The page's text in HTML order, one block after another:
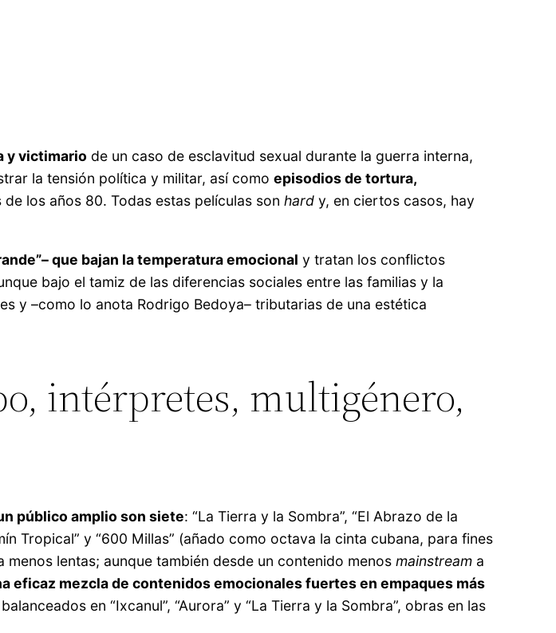
y victimario de un caso de esclavitud sexual durante la guerra interna,
la tensión política y militar, así comoepisodios de tortura,
de los años 80. Todas estas películas sonhard y, en ciertos casos, hay
que bajan la temperatura emocional y tratan los conflictos
bajo el tamiz de las diferencias sociales entre las familias y la
y –como lo anota Rodrigo Bedoya– tributarias de una estética
intérpretes, multigénero,
público amplio son siete: “La Tierra y la Sombra”, “El Abrazo de la
Tropical” y “600 Millas” (añado como octava la cinta cubana, para fines
lentas; aunque también desde un contenido menosmainstream a
eficaz mezcla de contenidos emocionales fuertes en empaques más
en “Ixcanul”, “Aurora” y “La Tierra y la Sombra”, obras en las